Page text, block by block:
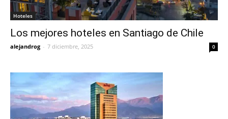
Hoteles
Los mejores hoteles en Santiago de Chile
alejandrog - 7 diciembre, 2025 0